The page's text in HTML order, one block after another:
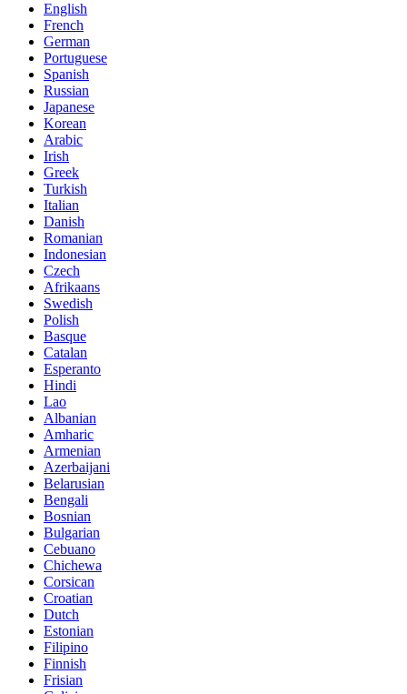
English
French
German
Portuguese
Spanish
Russian
Japanese
Korean
Arabic
Irish
Greek
Turkish
Italian
Danish
Romanian
Indonesian
Czech
Afrikaans
Swedish
Polish
Basque
Catalan
Esperanto
Hindi
Lao
Albanian
Amharic
Armenian
Azerbaijani
Belarusian
Bengali
Bosnian
Bulgarian
Cebuano
Chichewa
Corsican
Croatian
Dutch
Estonian
Filipino
Finnish
Frisian